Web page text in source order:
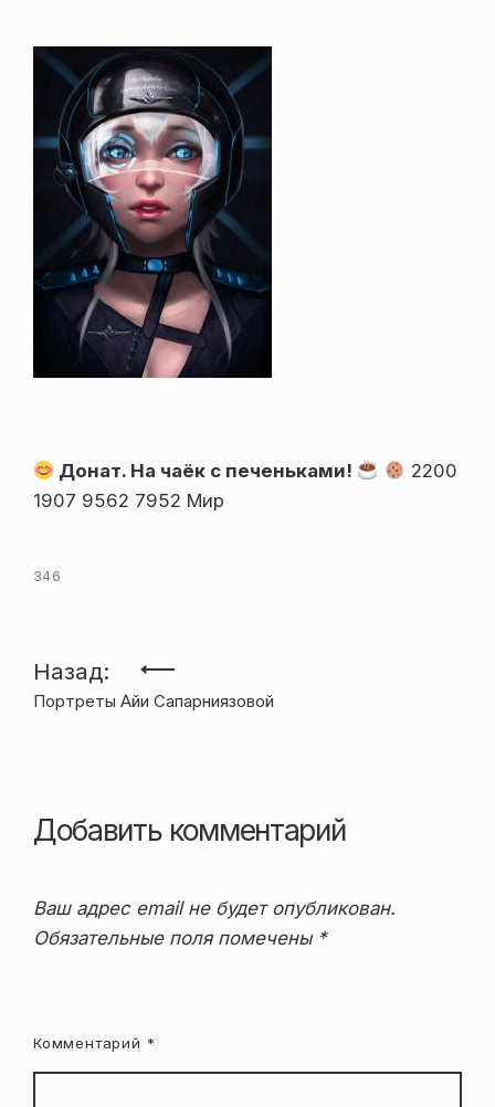
Донат. На чаёк с печеньками!
2200
1907 9562 7952 Мир
346
Навигация
по
Назад:
Портреты Айи Сапарниязовой
Добавить комментарий
Ваш адрес email не будет опубликован.
Обязательные поля помечены *
Комментарий *